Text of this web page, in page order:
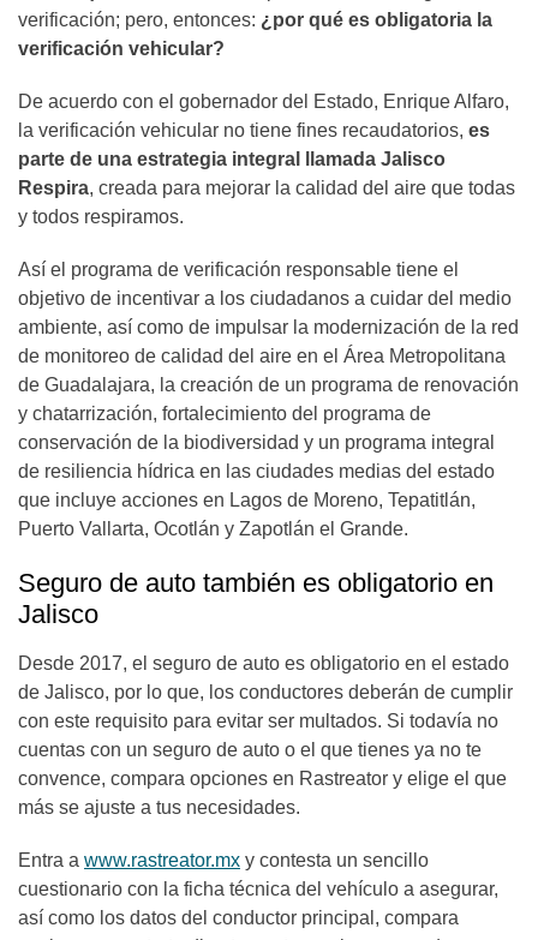
verificación; pero, entonces: ¿por qué es obligatoria la
verificación vehicular?
De acuerdo con el gobernador del Estado, Enrique Alfaro,
la verificación vehicular no tiene fines recaudatorios, es
parte de una estrategia integral llamada Jalisco
Respira, creada para mejorar la calidad del aire que todas
y todos respiramos.
Así el programa de verificación responsable tiene el
objetivo de incentivar a los ciudadanos a cuidar del medio
ambiente, así como de impulsar la modernización de la red
de monitoreo de calidad del aire en el Área Metropolitana
de Guadalajara, la creación de un programa de renovación
y chatarrización, fortalecimiento del programa de
conservación de la biodiversidad y un programa integral
de resiliencia hídrica en las ciudades medias del estado
que incluye acciones en Lagos de Moreno, Tepatitlán,
Puerto Vallarta, Ocotlán y Zapotlán el Grande.
Seguro de auto también es obligatorio en
Jalisco
Desde 2017, el seguro de auto es obligatorio en el estado
de Jalisco, por lo que, los conductores deberán de cumplir
con este requisito para evitar ser multados. Si todavía no
cuentas con un seguro de auto o el que tienes ya no te
convence, compara opciones en Rastreator y elige el que
más se ajuste a tus necesidades.
Entra a www.rastreator.mx y contesta un sencillo
cuestionario con la ficha técnica del vehículo a asegurar,
así como los datos del conductor principal, compara